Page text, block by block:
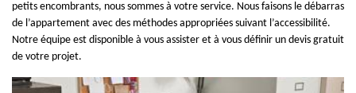
petits encombrants, nous sommes à votre service. Nous faisons le débarras
de l’appartement avec des méthodes appropriées suivant l’accessibilité.
Notre équipe est disponible à vous assister et à vous définir un devis gratuit
de votre projet.